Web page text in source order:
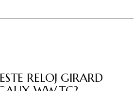
RELOJ GIRARD